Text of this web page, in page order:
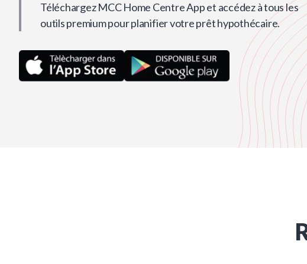
Téléchargez MCC Home Centre App et accédez à tous les
outils premium pour planifier votre prêt hypothécaire.